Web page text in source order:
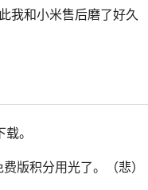
我和小米售后磨了好久
载。
版积分用光了。（悲）